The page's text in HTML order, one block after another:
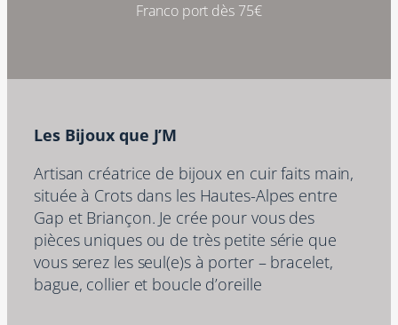
Franco port dès 75€
Les Bijoux que J’M
Artisan créatrice de bijoux en cuir faits main,
située à Crots dans les Hautes-Alpes entre
Gap et Briançon. Je crée pour vous des
pièces uniques ou de très petite série que
vous serez les seul(e)s à porter – bracelet,
bague, collier et boucle d’oreille